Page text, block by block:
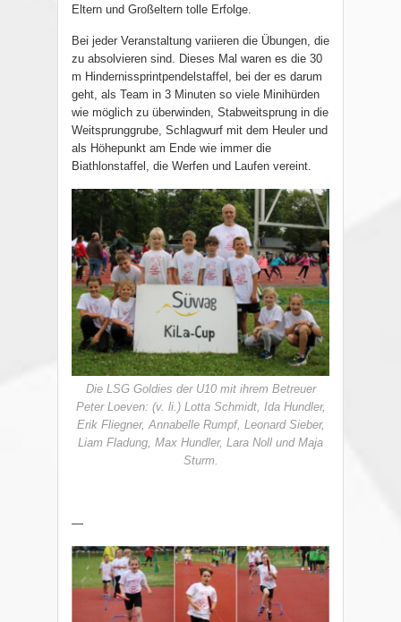
Eltern und Großeltern tolle Erfolge.
Bei jeder Veranstaltung variieren die Übungen, die
zu absolvieren sind. Dieses Mal waren es die 30
m Hindernissprintpendelstaffel, bei der es darum
geht, als Team in 3 Minuten so viele Minihürden
wie möglich zu überwinden, Stabweitsprung in die
Weitsprunggrube, Schlagwurf mit dem Heuler und
als Höhepunkt am Ende wie immer die
Biathlonstaffel, die Werfen und Laufen vereint.
Die LSG Goldies der U10 mit ihrem Betreuer
Peter Loeven: (v. li.) Lotta Schmidt, Ida Hundler,
Erik Fliegner, Annabelle Rumpf, Leonard Sieber,
Liam Fladung, Max Hundler, Lara Noll und Maja
Sturm.
—